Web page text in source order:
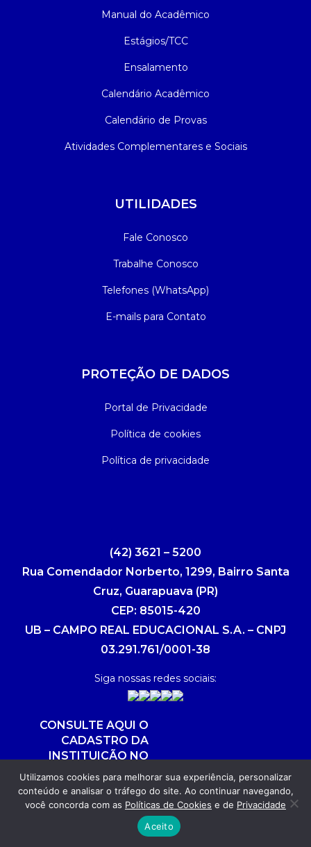
Manual do Acadêmico
Estágios/TCC
Ensalamento
Calendário Acadêmico
Calendário de Provas
Atividades Complementares e Sociais
UTILIDADES
Fale Conosco
Trabalhe Conosco
Telefones (WhatsApp)
E-mails para Contato
PROTEÇÃO DE DADOS
Portal de Privacidade
Política de cookies
Política de privacidade
(42) 3621 – 5200
Rua Comendador Norberto, 1299, Bairro Santa
Cruz, Guarapuava (PR)
CEP: 85015-420
UB – CAMPO REAL EDUCACIONAL S.A. – CNPJ
03.291.761/0001-38
Siga nossas redes sociais:
CONSULTE AQUI O
CADASTRO DA
INSTITUIÇÃO NO
SISTEMA E-MEC
Copyright 2026. Todos os direitos reservados.
Desenvolvimento: POR FUEL AGÊNCIA WEB
Utilizamos cookies para melhorar sua experiência, personalizar
conteúdo e analisar o tráfego do site. Ao continuar navegando,
você concorda com as Políticas de Cookies e de Privacidade
Aceito